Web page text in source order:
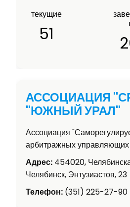
текущие
51
АССОЦИАЦИЯ
"ЮЖНЫЙ УРАЛ"
Ассоциация
арбитражных
Адрес: 454020,
Челябинск, Энтузиастов, 23
Телефон: (351) 225-27-90